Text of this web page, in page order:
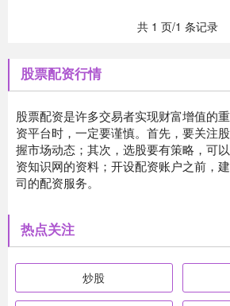
共 1 页/1 条记录
股票配资行情
股票配资是许多交易者实现财富增值的
资平台时，一定要谨慎。首先，要关注
握市场动态；其次，选股要有策略，可
资知识网的资料；开设配资账户之前，
司的配资服务。
热点关注
炒股